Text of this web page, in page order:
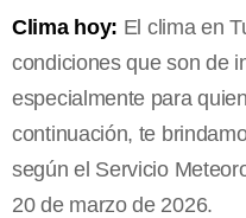
Clima hoy: El clima en
condiciones que son de
especialmente para
continuación, te
según el Servicio
20 de marzo de 2026.